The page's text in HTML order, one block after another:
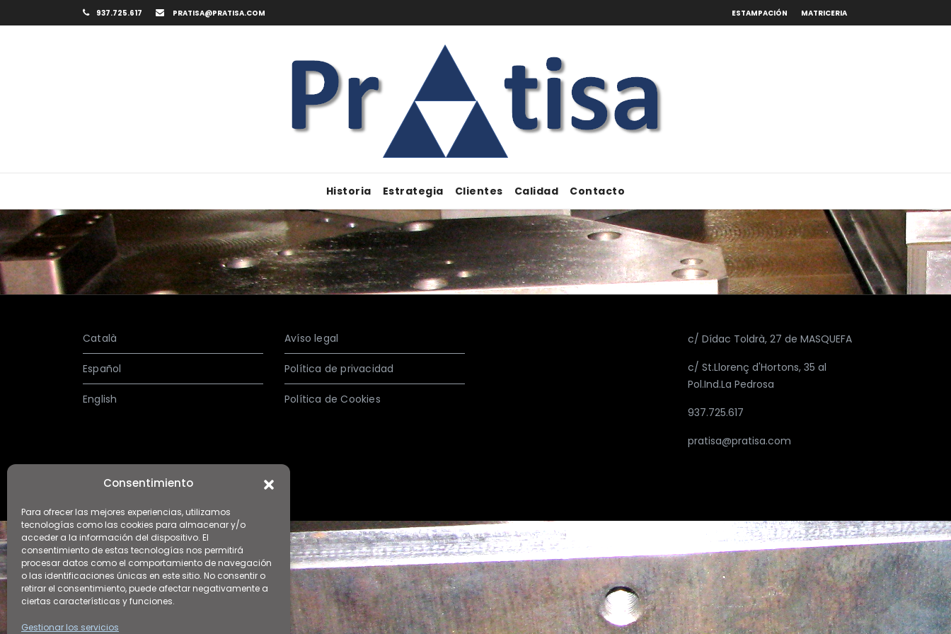
Consentimiento
Para ofrecer las mejores experiencias, utilizamos
tecnologías como las cookies para almacenar y/o
acceder a la información del dispositivo. El
consentimiento de estas tecnologías nos permitirá
procesar datos como el comportamiento de navegación
o las identificaciones únicas en este sitio. No consentir o
retirar el consentimiento, puede afectar negativamente a
ciertas características y funciones.
Gestionar los servicios
al
937.725.617 PRATISA@PRATISA.COM ESTAMPACIÓN MATRICERIA
Historia Estrategia Clientes Calidad Contacto
Català
Español
English
Avíso legal
Política de privacidad
Política de Cookies
c/ Dídac Toldrà, 27 de MASQUEFA
c/ St.Llorenç d'Hortons, 35 al
Pol.Ind.La Pedrosa
937.725.617
pratisa@pratisa.com